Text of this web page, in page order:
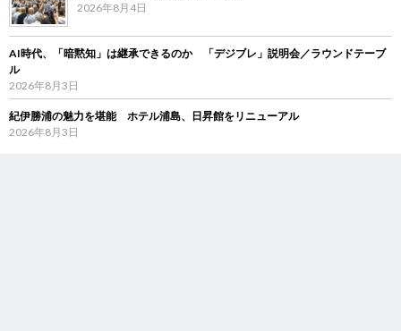
2026年8月4日
AI時代、「暗黙知」は継承できるのか 「デジブレ」説明会／ラウンドテーブ
ル
2026年8月3日
紀伊勝浦の魅力を堪能 ホテル浦島、日昇館をリニューアル
2026年8月3日